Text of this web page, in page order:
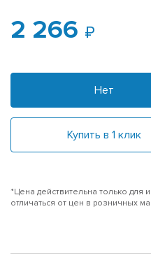
2 266
Нет
Купить в 1 клик
*Цена действительна только для
отличаться от цен в розничных